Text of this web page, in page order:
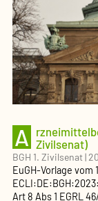
A Zivilsenat)
BGH 1. Zivilsenat|
EuGH-Vorlage vom
Art 8 Abs 1 EGRL